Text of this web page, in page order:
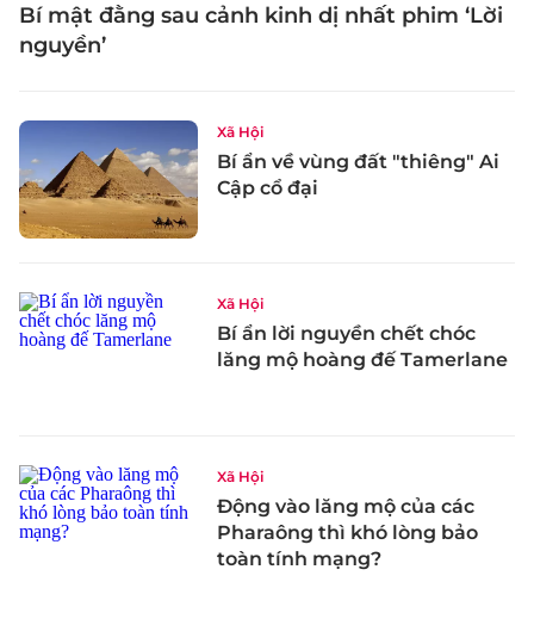
Bí mật đằng sau cảnh kinh dị nhất phim ‘Lời
nguyền’
Xã Hội
Bí ẩn về vùng đất "thiêng" Ai
Cập cổ đại
Xã Hội
Bí ẩn lời nguyền chết chóc
lăng mộ hoàng đế Tamerlane
Xã Hội
Động vào lăng mộ của các
Pharaông thì khó lòng bảo
toàn tính mạng?